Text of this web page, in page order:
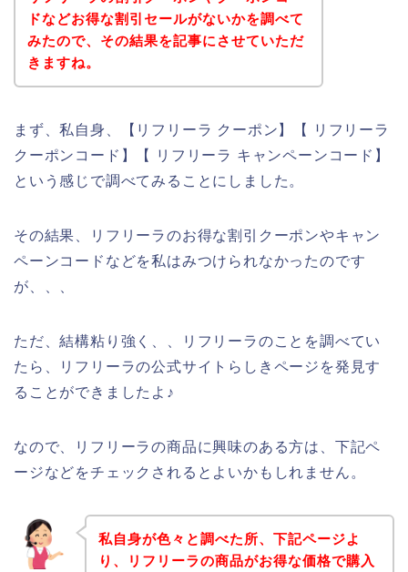
ドなどお得な割引セールがないかを調べて
みたので、その結果を記事にさせていただ
きますね。
まず、私自身、【リフリーラ クーポン】【 リフリーラ
クーポンコード】【 リフリーラ キャンペーンコード】
という感じで調べてみることにしました。
その結果、リフリーラのお得な割引クーポンやキャン
ペーンコードなどを私はみつけられなかったのです
が、、、
ただ、結構粘り強く、、リフリーラのことを調べてい
たら、リフリーラの公式サイトらしきページを発見す
ることができましたよ♪
なので、リフリーラの商品に興味のある方は、下記ペ
ージなどをチェックされるとよいかもしれません。
私自身が色々と調べた所、下記ページよ
り、リフリーラの商品がお得な価格で購入